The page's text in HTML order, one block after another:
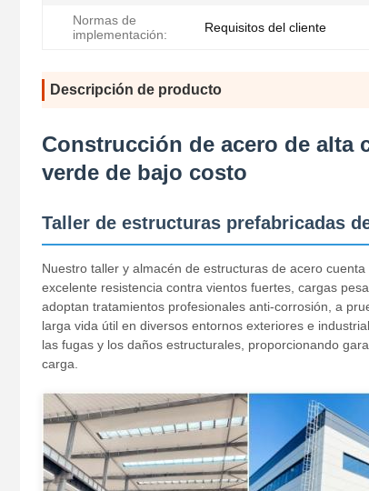
Normas de
implementación:
Requisitos del cliente
Descripción de producto
Construcción de acero de alta
verde de bajo costo
Taller de estructuras prefabricadas
Nuestro taller y almacén de estructuras de acero
excelente resistencia contra vientos fuertes, cargas
adoptan tratamientos profesionales anti-corrosión, a
larga vida útil en diversos entornos exteriores e
las fugas y los daños estructurales, proporcionando
carga.